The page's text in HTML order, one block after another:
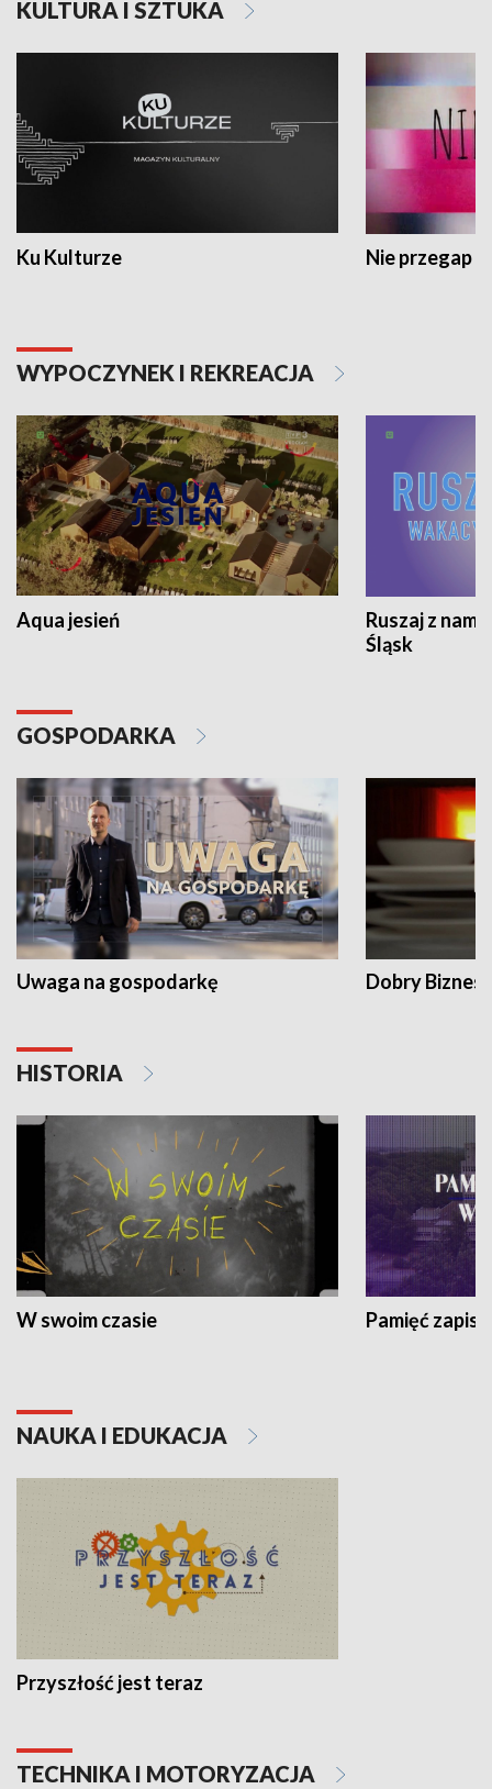
KULTURA I SZTUKA
Ku Kulturze Nie przegap
WYPOCZYNEK I REKREACJA
Aqua jesień
Ruszaj z
Śląsk
GOSPODARKA
Uwaga na gospodarkę Dobry Biznes
HISTORIA
W swoim czasie Pamięć
NAUKA I EDUKACJA
Przyszłość jest teraz
TECHNIKA I MOTORYZACJA